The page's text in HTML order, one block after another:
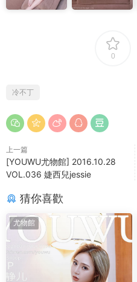
0
冷不丁
上一篇
[YOUWU尤物館] 2016.10.28
VOL.036 婕西兒jessie
猜你喜歡
尤物館